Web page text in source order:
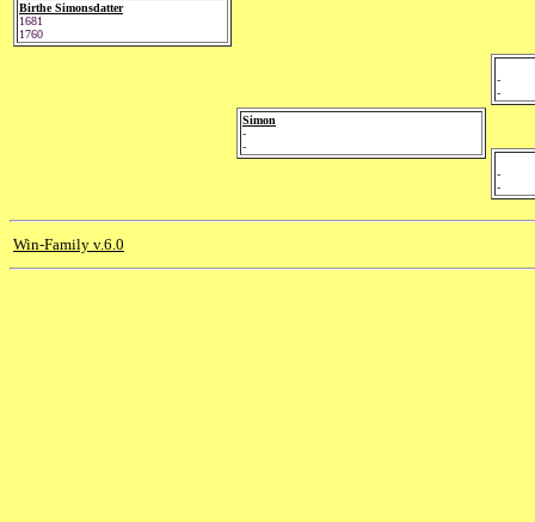
Birthe Simonsdatter
1681
1760
Simon
-
-
-
-
-
-
Win-Family v.6.0